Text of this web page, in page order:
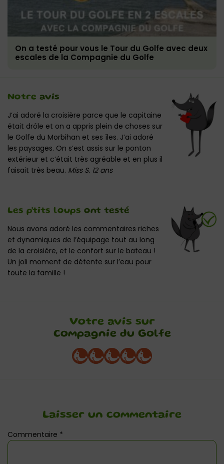
On a testé pour vous le Tour du Golfe avec deux
escales de la Compagnie du Golfe
Notre avis
J’ai adoré la croisière parce que le capitaine
était drôle et on a appris plein de choses sur
le Golfe du Morbihan et ses îles. J’ai adoré
les paysages. On s’est assis sur le ponton
extérieur et c’était très agréable et en plus il
faisait très beau. Miss S. 12 ans
Les p'tits loups ont testé
Nous avons adoré les commentaires riches
et dynamiques de l’équipage tout au long
de la croisière, et le confort sur le bateau !
Un joli moment de détente sur l’eau pour
toute la famille !
Votre avis sur
Compagnie du Golfe
Laisser un commentaire
Commentaire *